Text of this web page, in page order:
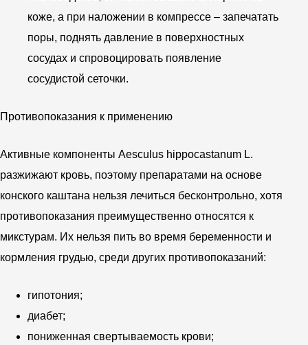
коже, а при наложении в компрессе – запечатать
поры, поднять давление в поверхностных
сосудах и спровоцировать появление
сосудистой сеточки.
Противопоказания к применению
Активные компоненты Aesculus hippocastanum L.
разжижают кровь, поэтому препаратами на основе
конского каштана нельзя лечиться бесконтрольно, хотя
противопоказания преимущественно относятся к
микстурам. Их нельзя пить во время беременности и
кормления грудью, среди других противопоказаний:
гипотония;
диабет;
пониженная свертываемость крови;